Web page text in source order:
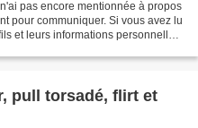
pas encore mentionnée à propos
pour communiquer. Si vous avez lu
et leurs informations personnelles,
pull torsadé, flirt et